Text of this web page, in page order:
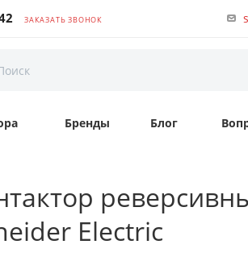
ЗАКАЗАТЬ ЗВОНОК
Бренды Блог
Electric